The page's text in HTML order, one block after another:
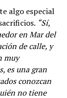
algo especial
“Sí,
en Mar del
de calle, y
muy
es una gran
conozcan
no tiene